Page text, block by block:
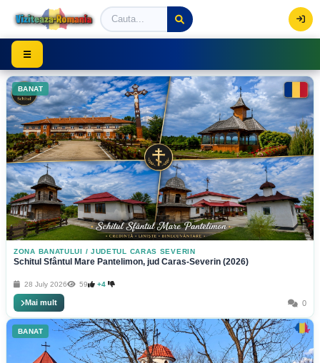
Viziteaza Romania | Obiective Turistice | Trasee
☰
BANAT
ZONA BANATULUI / JUDETUL CARAS SEVERIN
Schitul Sfântul Mare Pantelimon, jud Caras-Severin (2026)
28 July 2026 59 +4
Mai mult 0
BANAT